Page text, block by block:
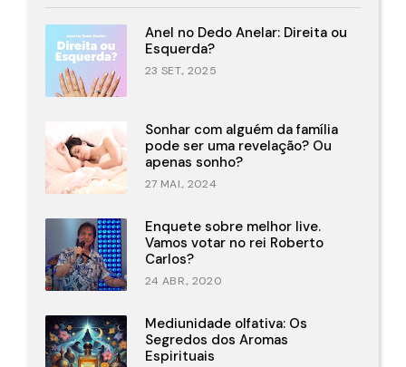
Anel no Dedo Anelar: Direita ou
Esquerda?
23 SET., 2025
Sonhar com alguém da família
pode ser uma revelação? Ou
apenas sonho?
27 MAI., 2024
Enquete sobre melhor live.
Vamos votar no rei Roberto
Carlos?
24 ABR., 2020
Mediunidade olfativa: Os
Segredos dos Aromas
Espirituais